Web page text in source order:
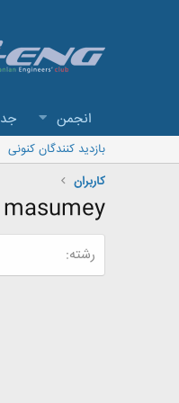
انجمن
بازدید کنندگان کنونی
کاربران
masumey
رشته